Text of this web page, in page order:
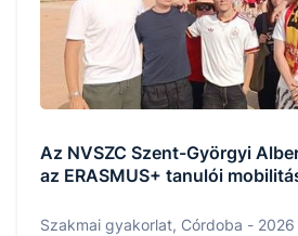
Az NVSZC Szent-Györgyi
az ERASMUS+ tanulói
Szakmai gyakorlat, Córdoba - 2026